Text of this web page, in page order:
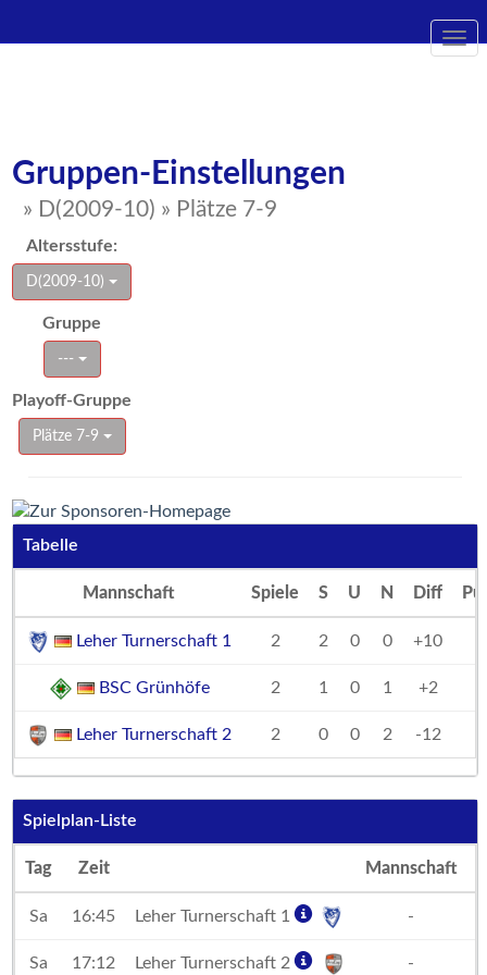
Gruppen-Einstellungen
» D(2009-10) » Plätze 7-9
Altersstufe:
D(2009-10)
Gruppe
---
Playoff-Gruppe
Plätze 7-9
Tabelle
Mannschaft Spiele S U N Diff
Leher Turnerschaft 1 2 2 0 0 +10
BSC Grünhöfe 2 1 0 1 +2
Leher Turnerschaft 2 2 0 0 2 -12
Spielplan-Liste
Tag Zeit Mannschaft
Sa 16:45 Leher Turnerschaft 1 -
Sa 17:12 Leher Turnerschaft 2 -